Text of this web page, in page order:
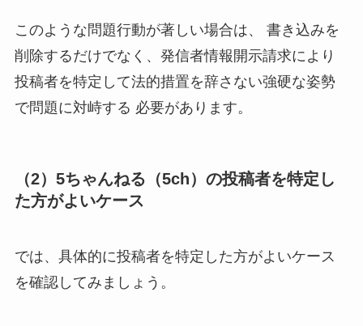
このような問題行動が著しい場合は、 書き込みを
削除するだけでなく、発信者情報開示請求により
投稿者を特定して法的措置を辞さない強硬な姿勢
で問題に対峙する 必要があります。
（2）5ちゃんねる（5ch）の投稿者を特定し
た方がよいケース
では、具体的に投稿者を特定した方がよいケース
を確認してみましょう。